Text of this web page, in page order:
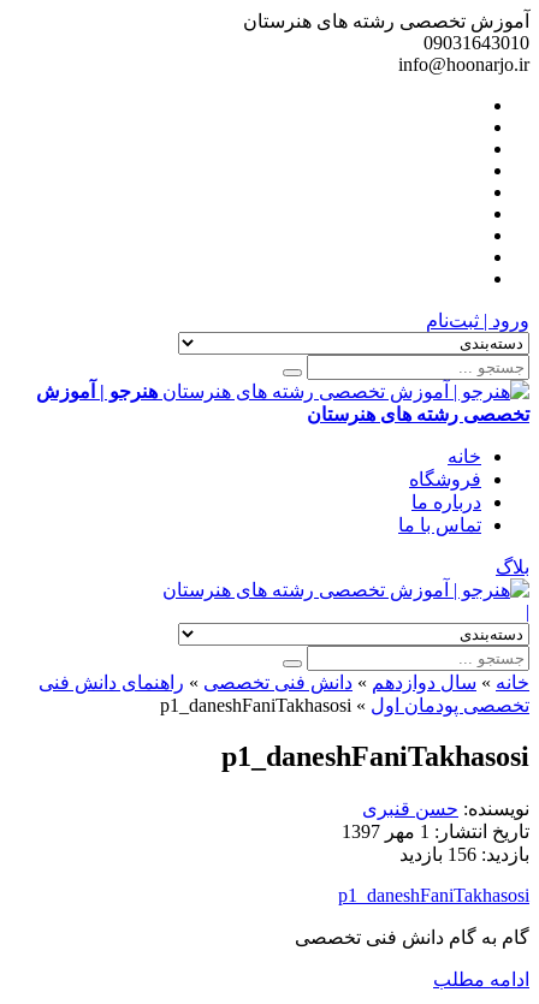
آموزش تخصصی رشته های هنرستان
09031643010
info@hoonarjo.ir
ورود | ثبت‌نام
هنرجو | آموزش
تخصصی رشته های هنرستان
خانه
فروشگاه
درباره ما
تماس با ما
بلاگ
|
خانه » سال دوازدهم » دانش فنی تخصصی » راهنمای دانش فنی
تخصصی پودمان اول »
p1_daneshFaniTakhasosi
p1_daneshFaniTakhasosi
نویسنده: حسن قنبری
تاریخ انتشار: 1 مهر 1397
بازدید: 156 بازدید
p1_daneshFaniTakhasosi
گام به گام دانش فنی تخصصی
ادامه مطلب